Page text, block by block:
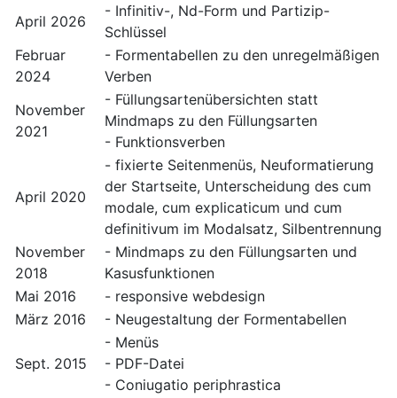
April 2026
- Infinitiv-, Nd-Form und Partizip-
Schlüssel
Februar
2024
- Formentabellen zu den unregelmäßigen
Verben
November
2021
- Füllungsartenübersichten statt
Mindmaps zu den Füllungsarten
- Funktionsverben
April 2020
- fixierte Seitenmenüs, Neuformatierung
der Startseite, Unterscheidung des cum
modale, cum explicaticum und cum
definitivum im Modalsatz, Silbentrennung
November
2018
- Mindmaps zu den Füllungsarten und
Kasusfunktionen
Mai 2016
- responsive webdesign
März 2016
- Neugestaltung der Formentabellen
Sept. 2015
- Menüs
- PDF-Datei
- Coniugatio periphrastica